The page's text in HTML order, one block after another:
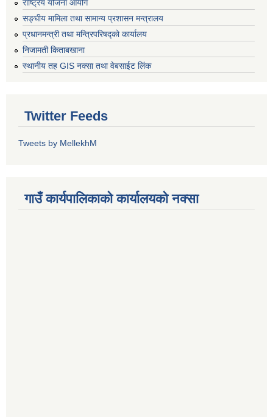
राष्ट्रिय योजना आयोग
सङ्‍घीय मामिला तथा सामान्य प्रशासन मन्त्रालय
प्रधानमन्त्री तथा मन्त्रिपरिषद्को कार्यालय
निजामती किताबखाना
स्थानीय तह GIS नक्सा तथा वेबसाईट लिंक
Twitter Feeds
Tweets by MellekhM
गाउँ कार्यपालिकाको कार्यालयको नक्सा